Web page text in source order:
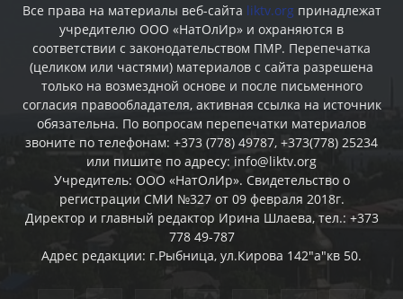
Все права на материалы веб-сайта liktv.org принадлежат
учредителю ООО «НатОлИр» и охраняются в
соответствии с законодательством ПМР. Перепечатка
(целиком или частями) материалов c сайта разрешена
только на возмездной основе и после письменного
согласия правообладателя, активная ссылка на источник
обязательна. По вопросам перепечатки материалов
звоните по телефонам: +373 (778) 49787, +373(778) 25234
или пишите по адресу: info@liktv.org
Учредитель: ООО «НатОлИр». Свидетельство о
регистрации СМИ №327 от 09 февраля 2018г.
Директор и главный редактор Ирина Шлаева, тел.: +373
778 49-787
Адрес редакции: г.Рыбница, ул.Кирова 142"а"кв 50.